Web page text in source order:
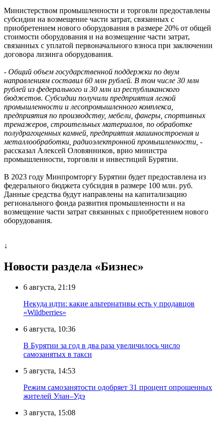
Министерством промышленности и торговли предоставлены
субсидии на возмещение части затрат, связанных с
приобретением нового оборудования в размере 20% от общей
стоимости оборудования и на возмещение части затрат,
связанных с уплатой первоначального взноса при заключении
договора лизинга оборудования.
- Общий объем государственной поддержки по двум
направлениям составил 60 млн рублей. В том числе 30 млн
рублей из федерального и 30 млн из республиканского
бюджетов. Субсидии получили предприятия легкой
промышленности и лесопромышленного комплекса,
предприятия по производству, мебели, фанеры, спортивных
тренажеров, строительных материалов, по обработке
полудрагоценных камней, предприятия машиностроения и
металлообработки, радиоэлектронной промышленности, -
рассказал Алексей Оловянников, врио министра
промышленности, торговли и инвестиций Бурятии.
В 2023 году Минпромторгу Бурятии будет предоставлена из
федерального бюджета субсидия в размере 100 млн. руб.
Данные средства будут направлены на капитализацию
регионального фонда развития промышленности и на
возмещение части затрат связанных с приобретением нового
оборудования.
↓
Новости раздела «Бизнес»
6 августа, 21:19
Некуда идти: какие альтернативы есть у продавцов
«Wildberries»
6 августа, 10:36
В Бурятии за год в два раза увеличилось число
самозанятых в такси
5 августа, 14:53
Режим самозанятости одобряет 31 процент опрошенных
жителей Улан–Удэ
3 августа, 15:08